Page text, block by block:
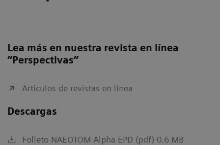
Resolución temporal
Lea más en nuestra revista en línea
“Perspectivas”
Artículos de revistas en línea
Descargas
Folleto NAEOTOM Alpha EPD (pdf) 0.6 MB